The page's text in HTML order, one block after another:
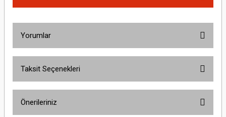
Yorumlar
Taksit Seçenekleri
Önerileriniz